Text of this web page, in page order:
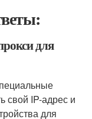
для
свой IP-адрес и
для